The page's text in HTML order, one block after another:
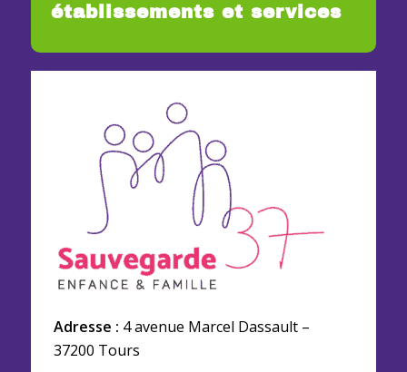
établissements et services
Adresse : 4 avenue Marcel Dassault –
37200 Tours